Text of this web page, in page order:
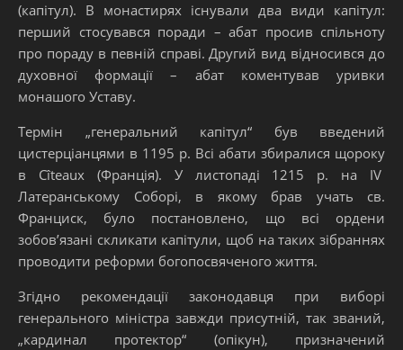
(капітул). В монастирях існували два види капітул:
перший стосувався поради – абат просив спільноту
про пораду в певній справі. Другий вид відносився до
духовної формації – абат коментував уривки
монашого Уставу.
Термін „генеральний капітул“ був введений
цистерціанцями в 1195 р. Всі абати збиралися щороку
в Cîteaux (Франція). У листопаді 1215 р. на IV
Латеранському Соборі, в якому брав учать св.
Франциск, було постановлено, що всі ордени
зобов’язані скликати капітули, щоб на таких зібраннях
проводити реформи богопосвяченого життя.
Згідно рекомендації законодавця при виборі
генерального міністра завжди присутній, так званий,
„кардинал протектор“ (опікун), призначений